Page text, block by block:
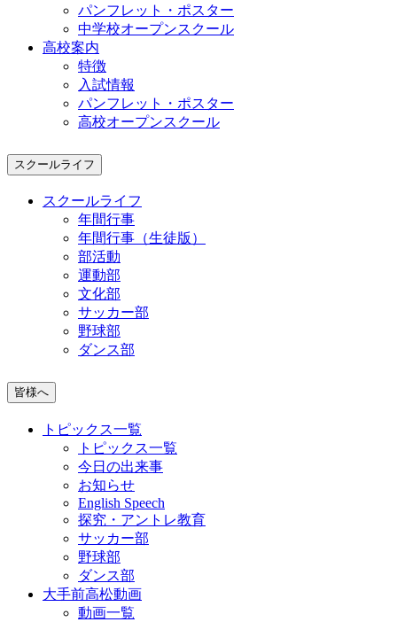
パンフレット・ポスター
中学校オープンスクール
高校案内
特徴
入試情報
パンフレット・ポスター
高校オープンスクール
スクールライフ
スクールライフ
年間行事
年間行事（生徒版）
部活動
運動部
文化部
サッカー部
野球部
ダンス部
皆様へ
トピックス一覧
トピックス一覧
今日の出来事
お知らせ
English Speech
探究・アントレ教育
サッカー部
野球部
ダンス部
大手前高松動画
動画一覧